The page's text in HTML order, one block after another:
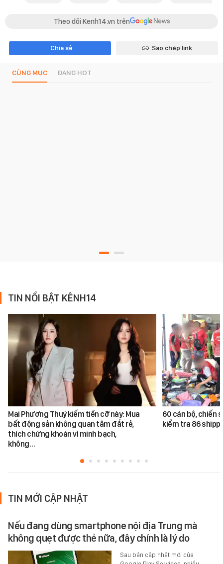
Theo dõi Kenh14.vn trên
Chia sẻ Sao chép link
CÙNG MỤC ĐANG HOT
TIN NỔI BẬT KÊNH14
Mai Phương Thuý kiếm tiền cỡ này: Mua
bất động sản không quan tâm đắt rẻ,
thích chứng khoán vì minh bạch,
không…
60 cán bộ, chiến
kiểm tra 86
TIN MỚI CẬP NHẬT
Nếu đang dùng smartphone nội địa Trung mà
không quẹt được thẻ nữa, đây chính là lý do
Sau bản cập nhật mới của